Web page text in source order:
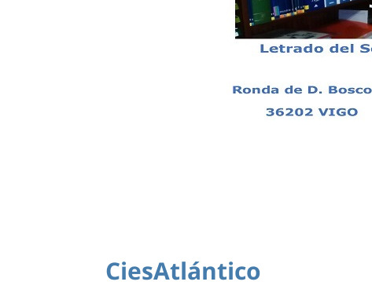
CiesAtlántico